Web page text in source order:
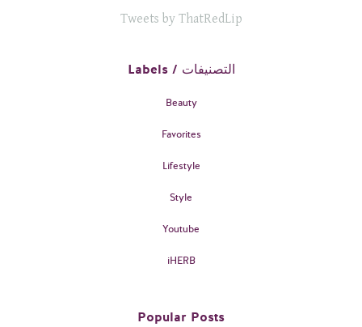
Tweets by ThatRedLip
Labels / التصنيفات
Beauty
Favorites
Lifestyle
Style
Youtube
iHERB
Popular Posts